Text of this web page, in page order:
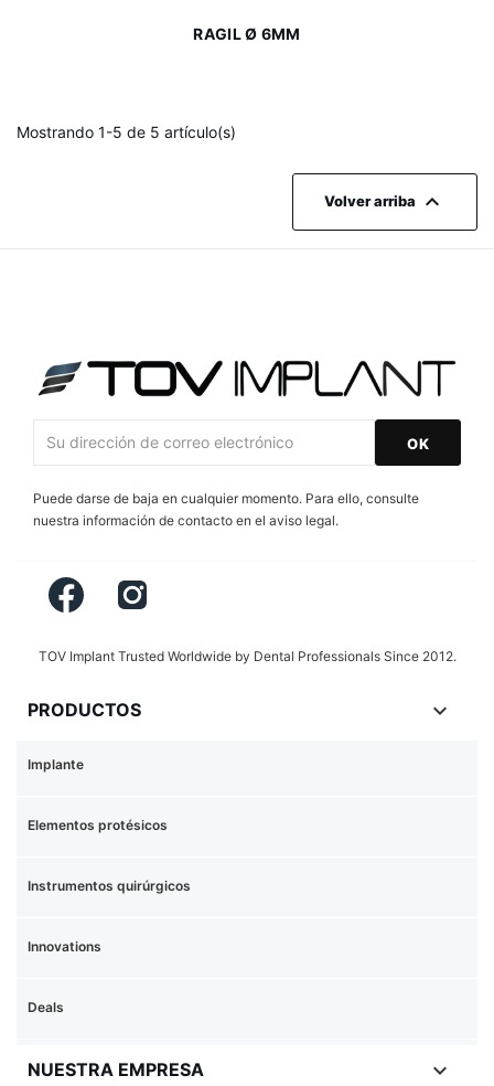
RAGIL Ø 6MM
Mostrando 1-5 de 5 artículo(s)
Volver arriba 
Puede darse de baja en cualquier momento. Para ello, consulte
nuestra información de contacto en el aviso legal.
TOV Implant Trusted Worldwide by Dental Professionals Since 2012.
PRODUCTOS 
Elementos protésicos
Implante
Innovations
Instrumentos quirúrgicos
Deals
NUESTRA EMPRESA 